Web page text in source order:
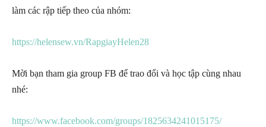
làm các rập tiếp theo của nhóm:
https://helensew.vn/RapgiayHelen28
Mời bạn tham gia group FB để trao đổi và học tập cùng nhau
nhé:
https://www.facebook.com/groups/1825634241015175/